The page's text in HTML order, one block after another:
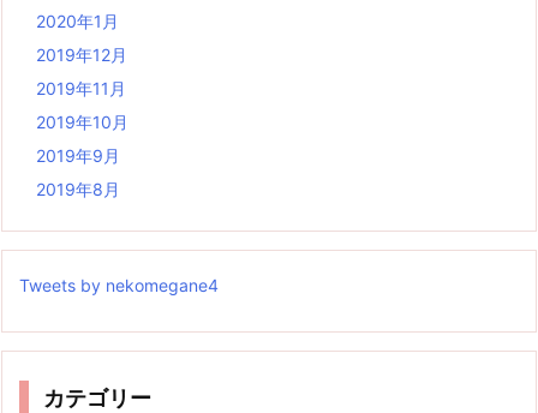
2020年1月
2019年12月
2019年11月
2019年10月
2019年9月
2019年8月
Tweets by nekomegane4
カテゴリー